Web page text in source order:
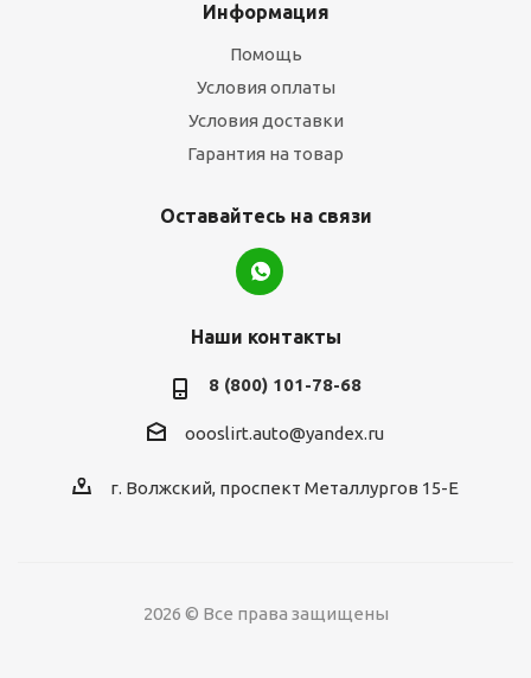
Информация
Помощь
Условия оплаты
Условия доставки
Гарантия на товар
Оставайтесь на связи
Наши контакты
8 (800) 101-78-68
oooslirt.auto@yandex.ru
г. Волжский, проспект Металлургов 15-Е
2026 © Все права защищены